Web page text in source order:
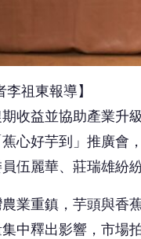
李祖東報導】
收益並協助產業升
心好芋到」推廣會
伍麗華、莊瑞雄紛
業重鎮，芋頭與香
中釋出影響，市場